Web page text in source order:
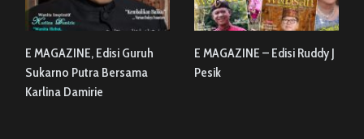
E MAGAZINE, Edisi Guruh
Sukarno Putra Bersama
Karlina Damirie
E MAGAZINE – Edisi Ruddy J
Pesik